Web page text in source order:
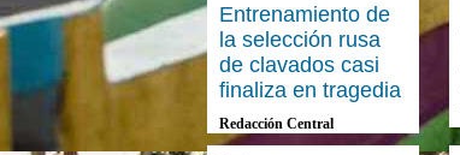
Entrenamiento de
la selección rusa
de clavados casi
finaliza en tragedia
Redacción Central